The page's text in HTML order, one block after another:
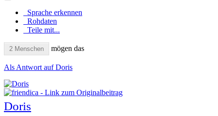
Sprache erkennen
Rohdaten
Teile mit...
2 Menschen mögen das
Als Antwort auf Doris
Doris